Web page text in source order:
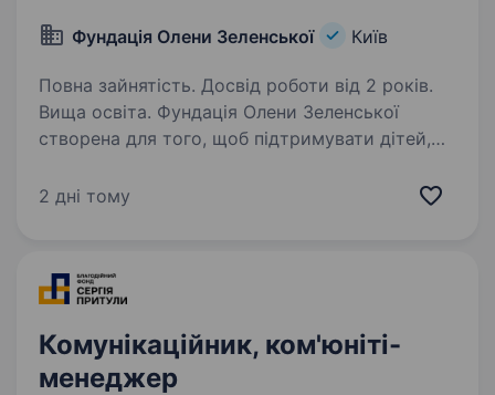
Фундація Олени Зеленської Київ
Повна зайнятість. Досвід роботи від 2 років.
Вища освіта. Фундація Олени Зеленської
створена для того, щоб підтримувати дітей,
Ми реалізуємо соціально значущі проєкти
2 дні тому
Комунікаційник, ком'юніті-
менеджер